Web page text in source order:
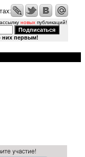
новыхпубликаций!
них первым!